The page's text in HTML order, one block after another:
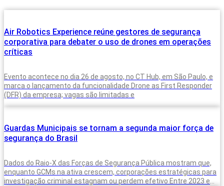
Air Robotics Experience reúne gestores de segurança
corporativa para debater o uso de drones em operações
críticas
Evento acontece no dia 26 de agosto, no CT Hub, em São Paulo, e
marca o lançamento da funcionalidade Drone as First Responder
(DFR) da empresa; vagas são limitadas e
Guardas Municipais se tornam a segunda maior força de
segurança do Brasil
Dados do Raio-X das Forças de Segurança Pública mostram que,
enquanto GCMs na ativa crescem, corporações estratégicas para
investigação criminal estagnam ou perdem efetivo Entre 2023 e